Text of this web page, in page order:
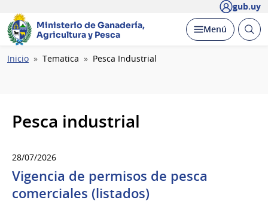
gub.uy
Ministerio de Ganadería,
Agricultura y Pesca
Desplegar
Menú Abrir
Ruta
Inicio Tematica Pesca Industrial
Pesca industrial
28/07/2026
Vigencia de permisos de pesca
comerciales (listados)